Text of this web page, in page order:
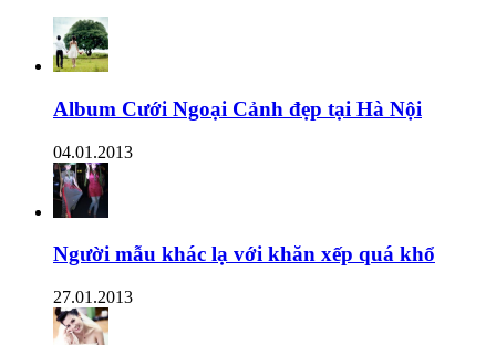
Album Cưới Ngoại Cảnh đẹp tại Hà Nội
04.01.2013
Người mẫu khác lạ với khăn xếp quá khổ
27.01.2013